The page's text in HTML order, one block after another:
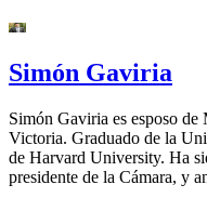
Simón Gaviria
Simón Gaviria es esposo
Victoria. Graduado de la
de Harvard University. Ha
presidente de la Cámara, y